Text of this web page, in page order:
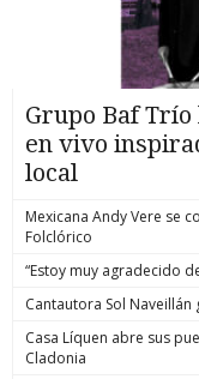
Grupo Baf Trío
en vivo
local
Mexicana Andy Vere se
Folclórico
“Estoy muy agradecido
Cantautora Sol
Casa Líquen abre sus
Cladonia